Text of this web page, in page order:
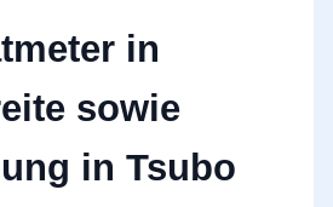
in
sowie
in Tsubo